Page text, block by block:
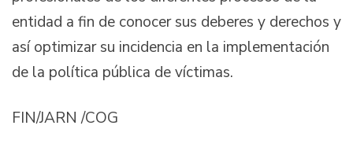
entidad a fin de conocer sus deberes y derechos y
así optimizar su incidencia en la implementación
de la política pública de víctimas.
FIN/JARN /COG